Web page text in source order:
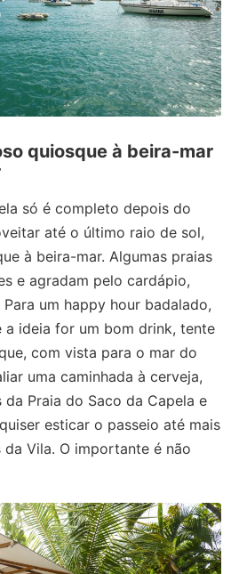
quiosque à beira-mar
só é completo depois do
até o último raio de sol,
à beira-mar. Algumas praias
e agradam pelo cardápio,
um happy hour badalado,
a ideia for um bom drink, tente
com vista para o mar do
uma caminhada à cerveja,
Praia do Saco da Capela e
esticar o passeio até mais
Vila. O importante é não